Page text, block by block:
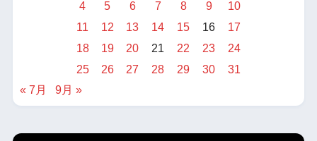
4
5 6 7 8 9
10
11
12 13 14 15 16
17
18
19 20 21 22 23
24
25
26 27 28 29 30
31
« 7月
9月 »